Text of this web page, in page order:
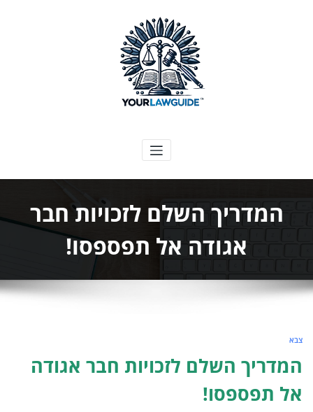
המדריך המשפטי שלך
המדריך השלם לזכויות חבר
אגודה אל תפספסו!
צבא
המדריך השלם לזכויות חבר אגודה
אל תפספסו!